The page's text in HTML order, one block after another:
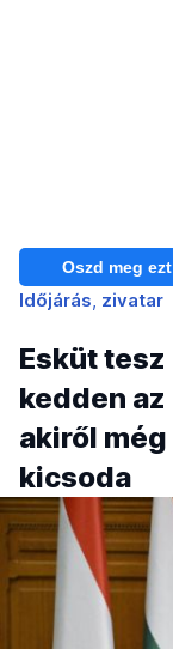
Oszd meg
Időjárás zivatar
Esküt
kedden
akiről
kicsoda